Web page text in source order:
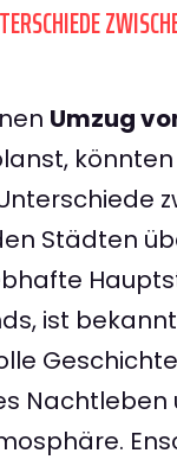
Umzug
Städten
ist
Nachtleben